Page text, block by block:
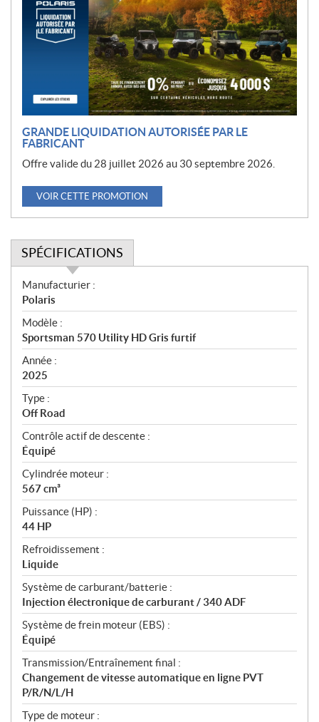
GRANDE LIQUIDATION AUTORISÉE PAR LE
FABRICANT
Offre valide du 28 juillet 2026 au 30 septembre 2026.
VOIR CETTE PROMOTION
SPÉCIFICATIONS
S
p
é
c
i
f
i
c
a
t
i
o
n
s
Manufacturier :
Polaris
Modèle :
Sportsman 570 Utility HD Gris furtif
Année :
2025
Type :
Off Road
Contrôle actif de descente :
Équipé
Cylindrée moteur :
567 cm³
Puissance (HP) :
44 HP
Refroidissement :
Liquide
Système de carburant/batterie :
Injection électronique de carburant / 340 ADF
Système de frein moteur (EBS) :
Équipé
Transmission/Entraînement final :
Changement de vitesse automatique en ligne PVT
P/R/N/L/H
Type de moteur :